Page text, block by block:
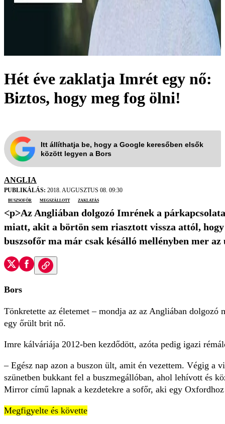
Hét éve zaklatja Imrét egy nő:
Biztos, hogy meg fog ölni!
Itt állíthatja be, hogy a Google keresőben elsők
között legyen a Bors
ANGLIA
PUBLIKÁLÁS: 2018. AUGUSZTUS 08. 09:30
buszsofőr
megszállott zaklatás
<p>Az Angliában dolgozó Imrének a
miatt, akit a börtön sem riasztott vissza attól,
busz­sofőr ma már csak kés­álló mellényben mer
Bors
Tönkretette az életemet – mondja az az Angliában dolgozó
egy őrült brit nő.
Imre kálváriája 2012-ben kezdődött, azóta pedig igazi
– Egész nap azon a buszon ült, amit én vezettem. Végig a
szünetben bukkant fel a buszmegállóban, ahol lehívott és
Mirror című lapnak a kezdetekre a sofőr, aki egy
Megfigyelte és követte